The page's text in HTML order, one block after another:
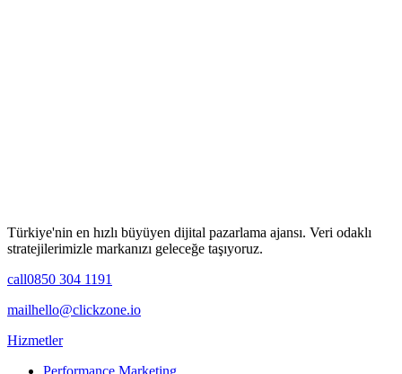
Türkiye'nin en hızlı büyüyen dijital pazarlama ajansı. Veri odaklı
stratejilerimizle markanızı geleceğe taşıyoruz.
call0850 304 1191
mailhello@clickzone.io
Hizmetler